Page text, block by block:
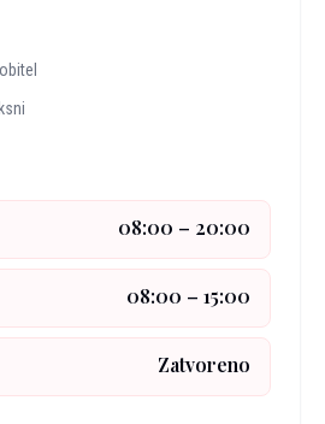
08:00 – 20:00
08:00 – 15:00
Zatvoreno